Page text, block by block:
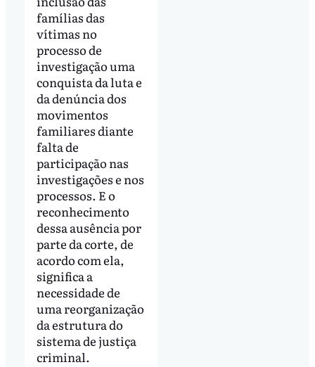
famílias das
vítimas no
processo de
investigação uma
conquista da luta e
da denúncia dos
movimentos
familiares diante
falta de
participação nas
investigações e nos
processos. E o
reconhecimento
dessa ausência por
parte da corte, de
acordo com ela,
significa a
necessidade de
uma reorganização
da estrutura do
sistema de justiça
criminal.